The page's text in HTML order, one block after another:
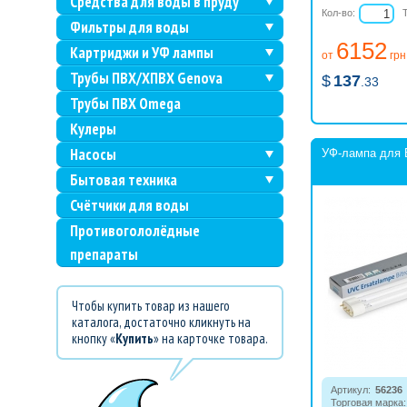
от 6152 грн
$ 137 .33
Кол-во:
УФ-лампа для
Артикул: 56236
Торговая марка:
Фильтры для воды
Картриджи и УФ лампы
Трубы ПВХ/ХПВХ Genova
Трубы ПВХ Omega
Кулеры
Насосы
Бытовая техника
Счётчики для воды
Противогололёдные
препараты
Чтобы купить товар из нашего
каталога, достаточно кликнуть на
кнопку «Купить» на карточке товара.